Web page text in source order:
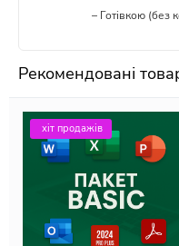
– Готівкою (без
Рекомендовані
хіт продажів